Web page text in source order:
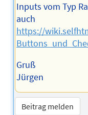
Inputs vom Typ
auch
https://
Gruß
Jürgen
Beitrag melden